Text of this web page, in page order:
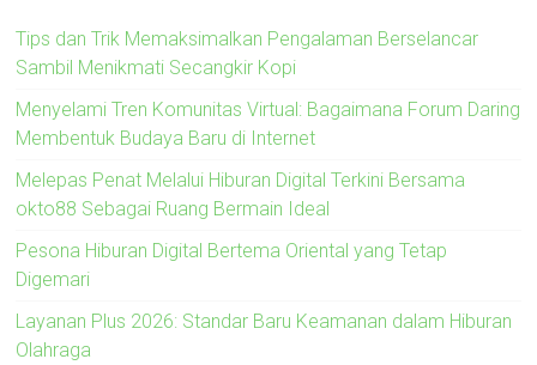
Tips dan Trik Memaksimalkan Pengalaman Berselancar
Sambil Menikmati Secangkir Kopi
Menyelami Tren Komunitas Virtual: Bagaimana Forum Daring
Membentuk Budaya Baru di Internet
Melepas Penat Melalui Hiburan Digital Terkini Bersama
okto88 Sebagai Ruang Bermain Ideal
Pesona Hiburan Digital Bertema Oriental yang Tetap
Digemari
Layanan Plus 2026: Standar Baru Keamanan dalam Hiburan
Olahraga